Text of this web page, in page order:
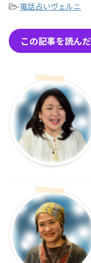
-電話占いヴェルニ
この記事を読ん